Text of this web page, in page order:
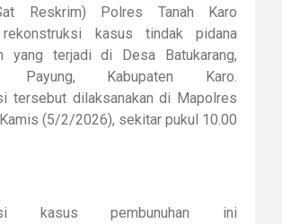
Reskrim) Polres Tanah Karo
rekonstruksi kasus tindak pidana
yang terjadi di Desa Batukarang,
Payung, Kabupaten Karo.
tersebut dilaksanakan di Mapolres
Kamis (5/2/2026), sekitar pukul 10.00
kasus pembunuhan ini